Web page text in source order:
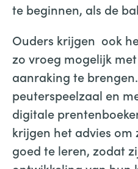
te beginnen, als de
Ouders krijgen ook
zo vroeg mogelijk
aanraking te
peuterspeelzaal en
digitale
krijgen het advies om
goed te leren, zodat